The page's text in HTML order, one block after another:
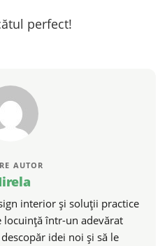
perfect!
AUTOR
interior și soluții practice
locuință într-un adevărat
descopăr idei noi și să le